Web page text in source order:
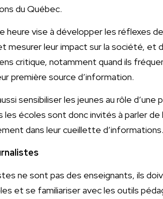
du Québec.
heure vise à développer les réflexes
mesurer leur impact sur la société, et
critique, notamment quand ils
première source d’information.
sensibiliser les jeunes au rôle
les écoles sont donc invités à parler
dans leur cueillette d’informations.
ne sont pas des enseignants, ils
et se familiariser avec les outils